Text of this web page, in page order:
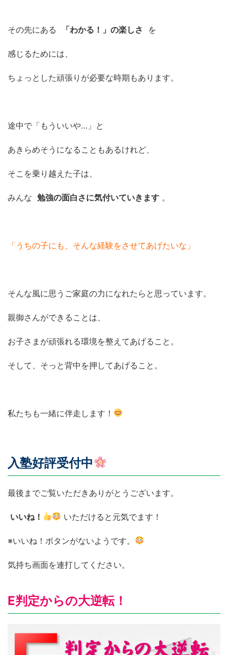
その先にある 「わかる！」の楽しさ を
感じるためには、
ちょっとした頑張りが必要な時期もあります。
途中で「もういいや…」と
あきらめそうになることもあるけれど、
そこを乗り越えた子は、
みんな 勉強の面白さに気付いていきます 。
「うちの子にも、そんな経験をさせてあげたいな」
そんな風に思うご家庭の力になれたらと思っています。
親御さんができることは、
お子さまが頑張れる環境を整えてあげること。
そして、そっと背中を押してあげること。
私たちも一緒に伴走します！
入塾好評受付中
最後までご覧いただきありがとうございます。
いいね！ いただけると元気でます！
※いいね！ボタンがないようです。
気持ち画面を連打してください。
E判定からの大逆転！